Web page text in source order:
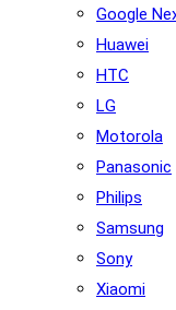
Google
Huawei
HTC
LG
Motorola
Panasonic
Philips
Samsung
Sony
Xiaomi